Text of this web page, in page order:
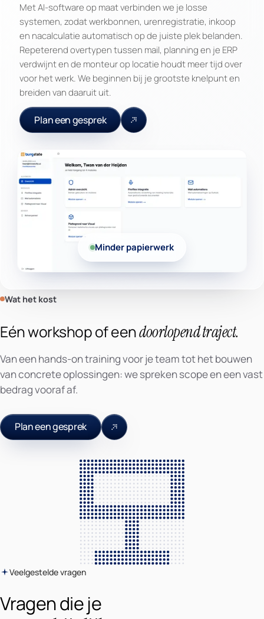
Met AI-software op maat verbinden we je losse
systemen, zodat werkbonnen, urenregistratie, inkoop
en nacalculatie automatisch op de juiste plek belanden.
Repeterend overtypen tussen mail, planning en je ERP
verdwijnt en de monteur op locatie houdt meer tijd over
voor het werk. We beginnen bij je grootste knelpunt en
breiden van daaruit uit.
Plan een gesprek
Minder papierwerk
Wat het kost
Eén workshop of eendoorlopend traject.
Van een hands-on training voor je team tot het bouwen
van concrete oplossingen: we spreken scope en een vast
bedrag vooraf af.
Plan een gesprek
Veelgestelde vragen
Vragen die je